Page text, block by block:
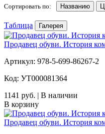
Сортировать по: Названию
Таблица Галерея
Продавец обуви. История
Артикул: 978-5-699-86267-2
Код: УТ000081364
1141 руб. | В наличии
В корзину
Продавец обуви. История